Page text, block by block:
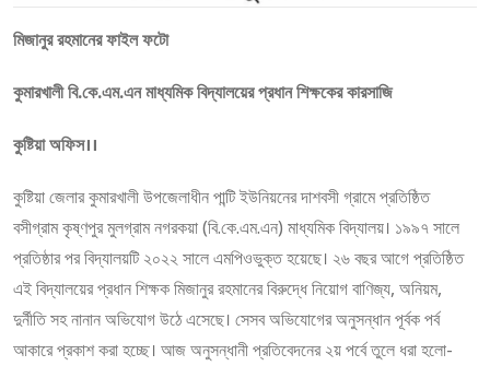
মিজানুর রহমানের ফাইল ফটো
কুমারখালী বি.কে.এম.এন মাধ্যমিক বিদ্যালয়ের প্রধান শিক্ষকের কারসাজি
কুষ্টিয়া অফিস।।
কুষ্টিয়া জেলার কুমারখালী উপজেলাধীন পান্টি ইউনিয়নের দাশবসী গ্রামে প্রতিষ্ঠিত
বসীগ্রাম কৃষ্ণপুর মুলগ্রাম নগরকয়া (বি.কে.এম.এন) মাধ্যমিক বিদ্যালয়। ১৯৯৭ সালে
প্রতিষ্ঠার পর বিদ্যালয়টি ২০২২ সালে এমপিওভুক্ত হয়েছে। ২৬ বছর আগে প্রতিষ্ঠিত
এই বিদ্যালয়ের প্রধান শিক্ষক মিজানুর রহমানের বিরুদ্ধে নিয়োগ বাণিজ্য, অনিয়ম,
দুর্নীতি সহ নানান অভিযোগ উঠে এসেছে। সেসব অভিযোগের অনুসন্ধান পূর্বক পর্ব
আকারে প্রকাশ করা হচ্ছে। আজ অনুসন্ধানী প্রতিবেদনের ২য় পর্বে তুলে ধরা হলো-